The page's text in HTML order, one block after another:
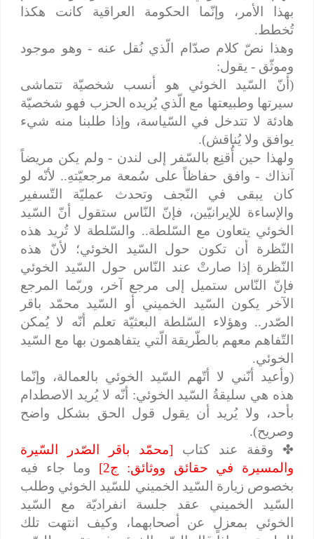
بهذا الأمر، وإنّما الحكومة العراقية كانت هكذا
تُخطط.
وهذا نصّ كلام صدّام الّذي نُقل عنه - وهو موجود
وموثّق - يقول:
(أنّ السّيد الخوئي هو أنسب شخصيّة تتماشى
سيرتها وطبيعتها مع الّذي يُريده الحزب فهو شخصيّة
هادئة لا تتدخل في السّياسة، وإذا طلبنا منه شيء
يوافق ولا يُناقش).
ولهذا حين أُقنِع بالسّفر إلى لندن - ولم يكن مريضاً
آنذاك - وافق حفاظاً على سُمعة مرجعيّتهِ.. لأنّه لو
كان يبقى في النّجف وتحدث عمليّة التّسفير
والإساءة للإيرانيّين، فإنّ النّاس ستقول أنّ السّيد
الخوئي يتعاون مع السّلطة.. والسّلطة لا تُريد هذه
النّظرة أن تكون حول السّيد الخوئي؛ لأنّ هذه
النّظرة إذا صارتْ عند النّاس حول السّيد الخوئي
فإنّ النّاس ستميل إلى مرجع آخر، وربّما المرجع
الآخر يكون السّيد الخميني أو السّيد محمّد باقر
الصّدر.. وهؤلاء السّلطة البعثيّة تعلم أنّه لا يُمكن
التّفاهم معهم بالطّريقة الّتي يتفاهمون بها مع السّيد
الخوئي.
(وأعيد أنّني لا أتّهم السّيد الخوئي بالعمالة، وإنّما
هذه هي سليقةُ السّيد الخوئي: أنّه لا يُريد الاصطدام
بأحد، ولا يُريد أن يقول قول الحق بشكل واضح
وصريح).
✤وقفة عند كتاب
[محمّد باقر الصّدر السّيرة
والمسيرة في حقائق ووثائق: ج2]
وما جاء فيه
بخصوص زيارة السّيد الخميني للسّيد الخوئي وطلب
السّيد الخميني عقد جلسة انفراديّة مع السّيد
الخوئي بمعزلٍ عن أصحابهما، وكيف انتهت تلك